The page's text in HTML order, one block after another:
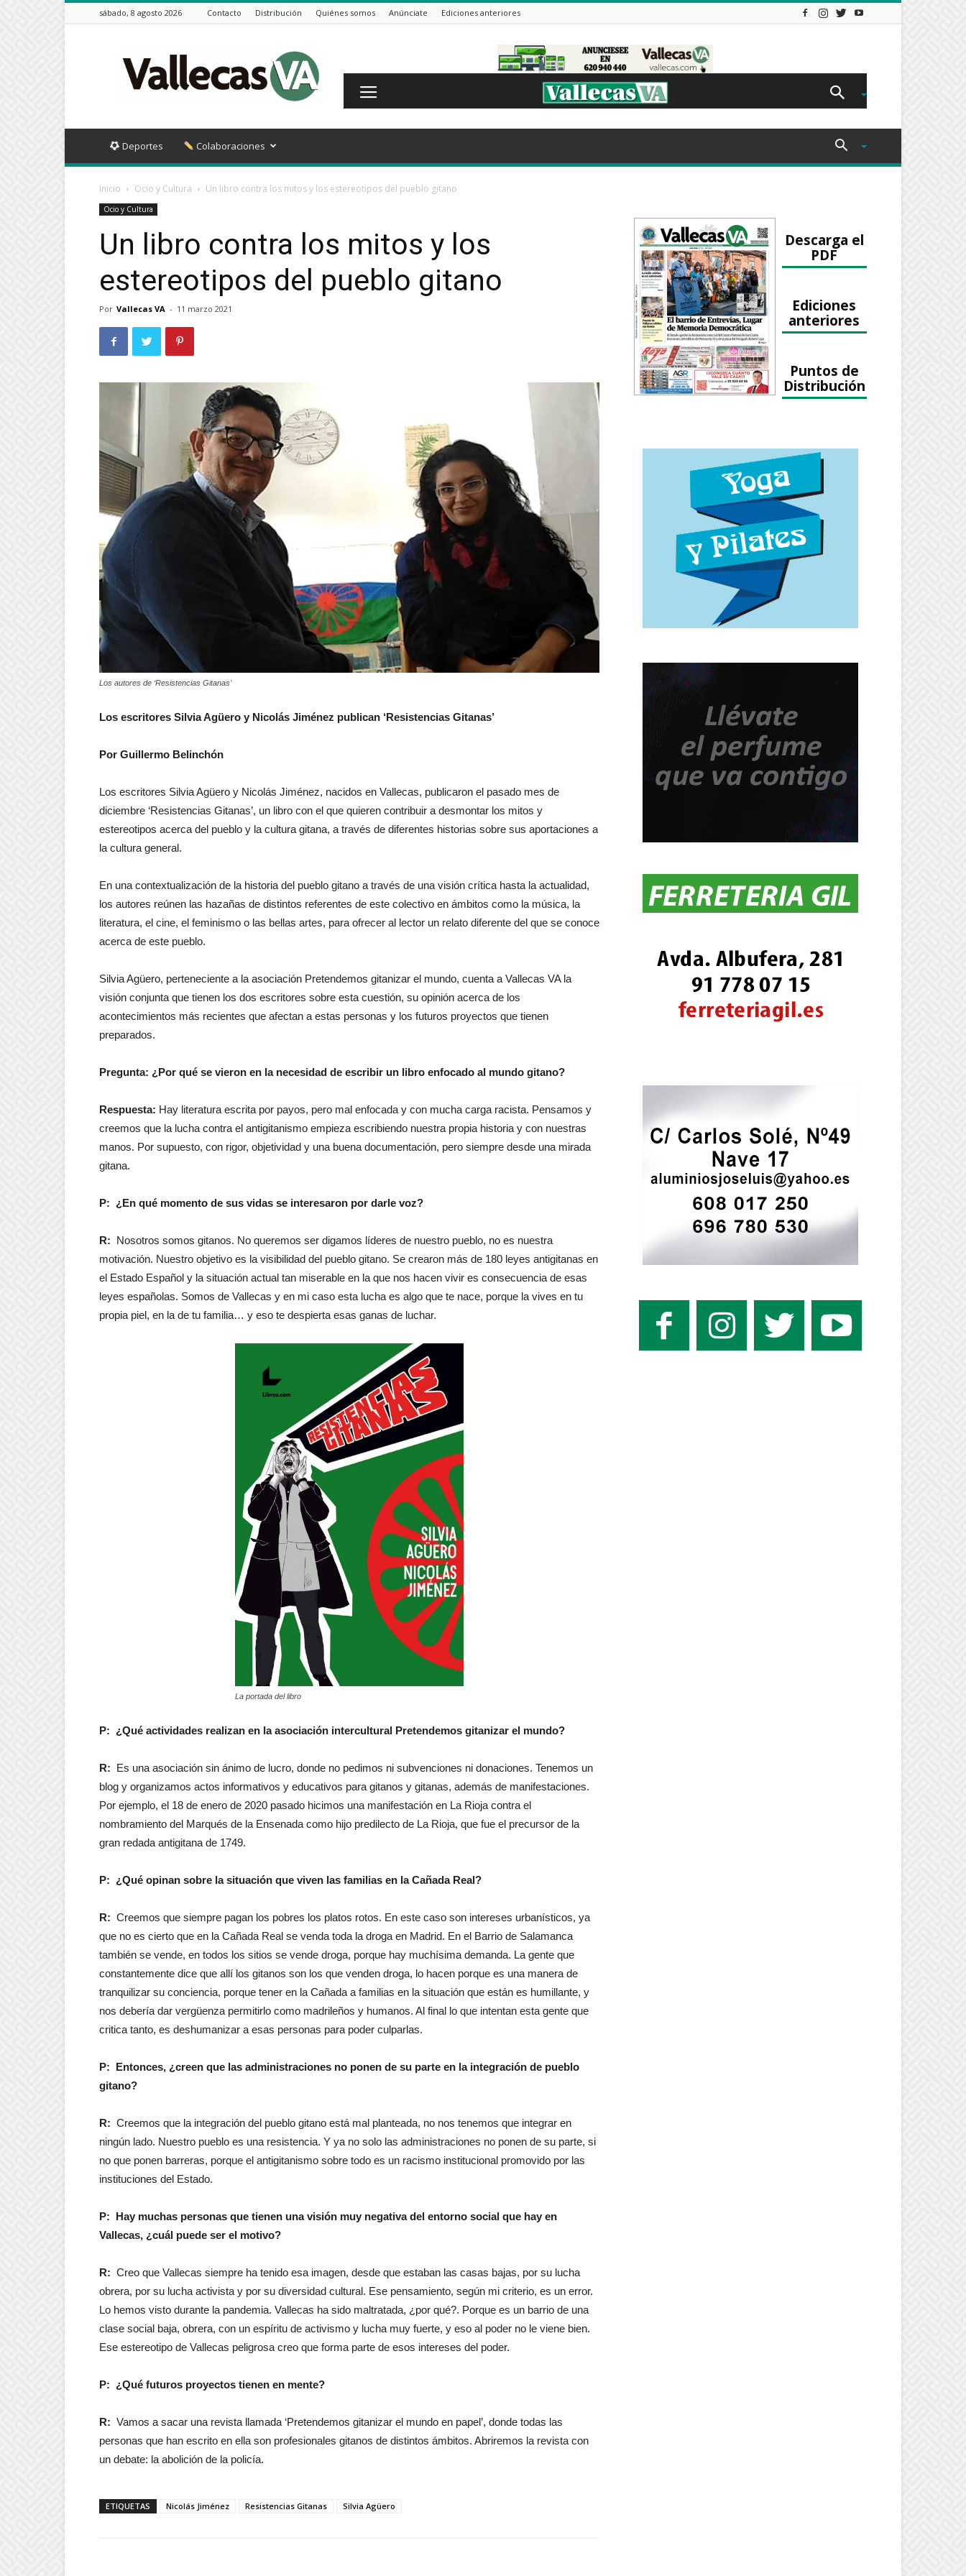
sábado, 8 agosto 2026 Contacto Distribución Quiénes somos Anúnciate Ediciones anteriores
VA
Deportes Colaboraciones
Inicio Ocio y Cultura Un libro contra los mitos y los estereotipos del pueblo gitano
Ocio y Cultura
Un libro contra los mitos y los
estereotipos del pueblo gitano
Por Vallecas VA - 11 marzo 2021
Los autores de ‘Resistencias Gitanas’
Los escritores Silvia Agüero y Nicolás Jiménez publican ‘Resistencias Gitanas’
Por Guillermo Belinchón
Los escritores Silvia Agüero y Nicolás Jiménez, nacidos en Vallecas, publicaron el pasado mes de
diciembre ‘Resistencias Gitanas’, un libro con el que quieren contribuir a desmontar los mitos y
estereotipos acerca del pueblo y la cultura gitana, a través de diferentes historias sobre sus aportaciones a
la cultura general.
En una contextualización de la historia del pueblo gitano a través de una visión crítica hasta la actualidad,
los autores reúnen las hazañas de distintos referentes de este colectivo en ámbitos como la música, la
literatura, el cine, el feminismo o las bellas artes, para ofrecer al lector un relato diferente del que se conoce
acerca de este pueblo.
Silvia Agüero, perteneciente a la asociación Pretendemos gitanizar el mundo, cuenta a Vallecas VA la
visión conjunta que tienen los dos escritores sobre esta cuestión, su opinión acerca de los
acontecimientos más recientes que afectan a estas personas y los futuros proyectos que tienen
preparados.
Pregunta: ¿Por qué se vieron en la necesidad de escribir un libro enfocado al mundo gitano?
Respuesta: Hay literatura escrita por payos, pero mal enfocada y con mucha carga racista. Pensamos y
creemos que la lucha contra el antigitanismo empieza escribiendo nuestra propia historia y con nuestras
manos. Por supuesto, con rigor, objetividad y una buena documentación, pero siempre desde una mirada
gitana.
P: ¿En qué momento de sus vidas se interesaron por darle voz?
R: Nosotros somos gitanos. No queremos ser digamos líderes de nuestro pueblo, no es nuestra
motivación. Nuestro objetivo es la visibilidad del pueblo gitano. Se crearon más de 180 leyes antigitanas en
el Estado Español y la situación actual tan miserable en la que nos hacen vivir es consecuencia de esas
leyes españolas. Somos de Vallecas y en mi caso esta lucha es algo que te nace, porque la vives en tu
propia piel, en la de tu familia… y eso te despierta esas ganas de luchar.
La portada del libro
P: ¿Qué actividades realizan en la asociación intercultural Pretendemos gitanizar el mundo?
R: Es una asociación sin ánimo de lucro, donde no pedimos ni subvenciones ni donaciones. Tenemos un
blog y organizamos actos informativos y educativos para gitanos y gitanas, además de manifestaciones.
Por ejemplo, el 18 de enero de 2020 pasado hicimos una manifestación en La Rioja contra el
nombramiento del Marqués de la Ensenada como hijo predilecto de La Rioja, que fue el precursor de la
gran redada antigitana de 1749.
P: ¿Qué opinan sobre la situación que viven las familias en la Cañada Real?
R: Creemos que siempre pagan los pobres los platos rotos. En este caso son intereses urbanísticos, ya
que no es cierto que en la Cañada Real se venda toda la droga en Madrid. En el Barrio de Salamanca
también se vende, en todos los sitios se vende droga, porque hay muchísima demanda. La gente que
constantemente dice que allí los gitanos son los que venden droga, lo hacen porque es una manera de
tranquilizar su conciencia, porque tener en la Cañada a familias en la situación que están es humillante, y
nos debería dar vergüenza permitirlo como madrileños y humanos. Al final lo que intentan esta gente que
critica tanto, es deshumanizar a esas personas para poder culparlas.
P: Entonces, ¿creen que las administraciones no ponen de su parte en la integración de pueblo
gitano?
R: Creemos que la integración del pueblo gitano está mal planteada, no nos tenemos que integrar en
ningún lado. Nuestro pueblo es una resistencia. Y ya no solo las administraciones no ponen de su parte, si
no que ponen barreras, porque el antigitanismo sobre todo es un racismo institucional promovido por las
instituciones del Estado.
P: Hay muchas personas que tienen una visión muy negativa del entorno social que hay en
Vallecas, ¿cuál puede ser el motivo?
R: Creo que Vallecas siempre ha tenido esa imagen, desde que estaban las casas bajas, por su lucha
obrera, por su lucha activista y por su diversidad cultural. Ese pensamiento, según mi criterio, es un error.
Lo hemos visto durante la pandemia. Vallecas ha sido maltratada, ¿por qué?. Porque es un barrio de una
clase social baja, obrera, con un espíritu de activismo y lucha muy fuerte, y eso al poder no le viene bien.
Ese estereotipo de Vallecas peligrosa creo que forma parte de esos intereses del poder.
P: ¿Qué futuros proyectos tienen en mente?
R: Vamos a sacar una revista llamada ‘Pretendemos gitanizar el mundo en papel’, donde todas las
personas que han escrito en ella son profesionales gitanos de distintos ámbitos. Abriremos la revista con
un debate: la abolición de la policía.
ETIQUETAS Nicolás Jiménez Resistencias Gitanas Silvia Agüero
Descarga el
PDF
Ediciones
anteriores
Puntos de
Distribución